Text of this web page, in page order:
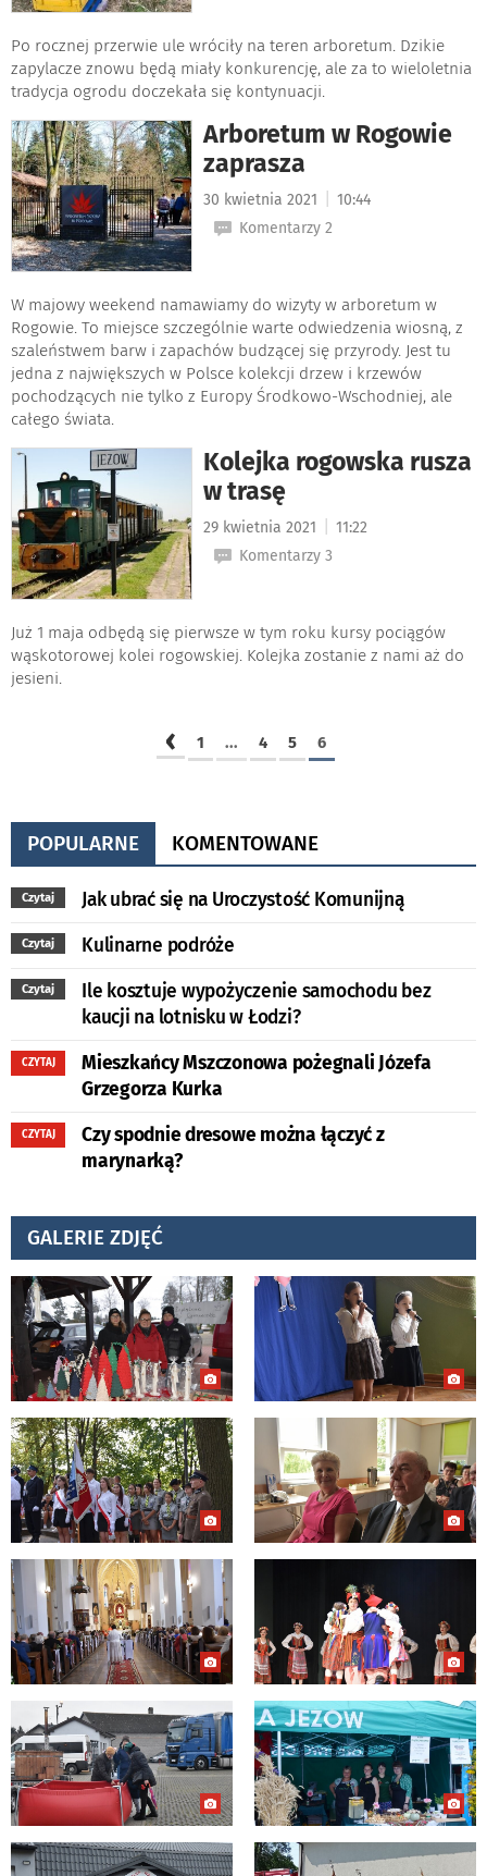
Po rocznej przerwie ule wróciły na teren arboretum. Dzikie
zapylacze znowu będą miały konkurencję, ale za to wieloletnia
tradycja ogrodu doczekała się kontynuacji.
Arboretum w Rogowie
zaprasza
30 kwietnia 2021
10:44
Komentarzy 2
W majowy weekend namawiamy do wizyty w arboretum w
Rogowie. To miejsce szczególnie warte odwiedzenia wiosną, z
szaleństwem barw i zapachów budzącej się przyrody. Jest tu
jedna z największych w Polsce kolekcji drzew i krzewów
pochodzących nie tylko z Europy Środkowo-Wschodniej, ale
całego świata.
Kolejka rogowska rusza
w trasę
29 kwietnia 2021
11:22
Komentarzy 3
Już 1 maja odbędą się pierwsze w tym roku kursy pociągów
wąskotorowej kolei rogowskiej. Kolejka zostanie z nami aż do
jesieni.
‹ 1 ... 4 5 6
POPULARNE KOMENTOWANE
Czytaj Jak ubrać się na Uroczystość Komunijną
Czytaj Kulinarne podróże
Czytaj
Ile kosztuje wypożyczenie samochodu bez
kaucji na lotnisku w Łodzi?
CZYTAJ
Mieszkańcy Mszczonowa pożegnali Józefa
Grzegorza Kurka
CZYTAJ
Czy spodnie dresowe można łączyć z
marynarką?
GALERIE ZDJĘĆ